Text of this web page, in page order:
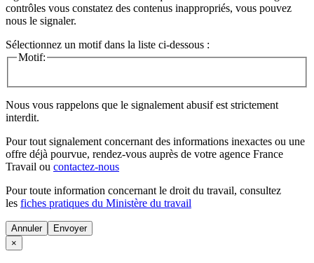
contrôles vous constatez des contenus inappropriés, vous pouvez
nous le signaler.
Sélectionnez un motif dans la liste ci-dessous :
Motif:
Nous vous rappelons que le signalement abusif est strictement
interdit.
Pour tout signalement concernant des informations inexactes ou une
offre déjà pourvue, rendez-vous auprès de votre agence France
Travail ou contactez-nous
Pour toute information concernant le droit du travail, consultez
les fiches pratiques du Ministère du travail
Annuler
×